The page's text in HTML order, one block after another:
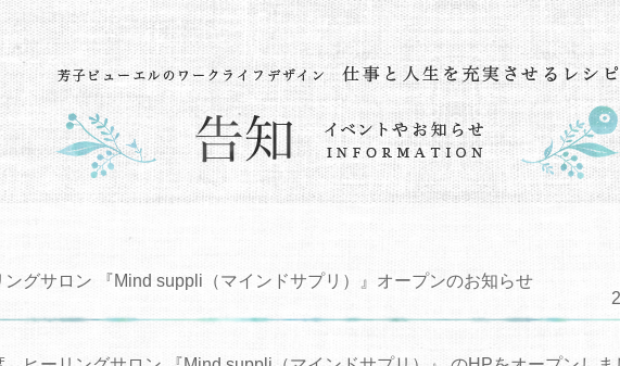
ングサロン 『Mind suppli（マインドサプリ）』オープンのお知らせ